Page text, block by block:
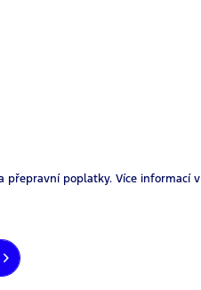
přepravní poplatky. Více informací